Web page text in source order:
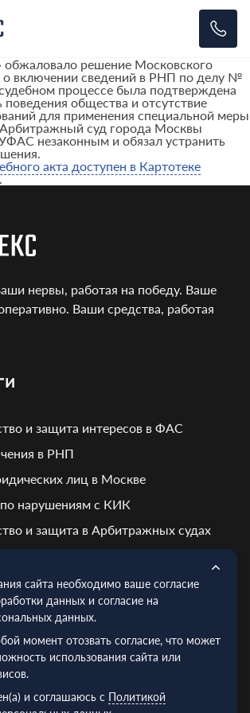
решение Московского
включении сведений в РНП по делу №
процессе была подтверждена
поведения общества и отсутствие
для применения специальной меры
Арбитражный суд города Москвы
незаконным и обязал устранить
акта доступен в Картотеке
.
нервы, работая на победу. Ваше
Ваши средства, работая
и защита интересов в ФАС
в РНП
лиц в Москве
нарушениям с КИК
и защита в Арбитражных судах
128‑48‑56
сайта необходимо ваше согласие
данных и согласие на
данных.
момент отозвать согласие, что может
использования сайта или
и соглашаюсь с Политикой